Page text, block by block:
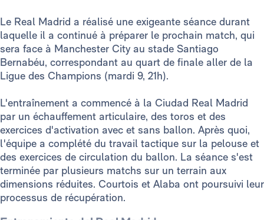
Le Real Madrid a réalisé une exigeante séance durant
laquelle il a continué à préparer le prochain match, qui
sera face à Manchester City au stade Santiago
Bernabéu, correspondant au quart de finale aller de la
Ligue des Champions (mardi 9, 21h).
L'entraînement a commencé à la Ciudad Real Madrid
par un échauffement articulaire, des toros et des
exercices d'activation avec et sans ballon. Après quoi,
l'équipe a complété du travail tactique sur la pelouse et
des exercices de circulation du ballon. La séance s'est
terminée par plusieurs matchs sur un terrain aux
dimensions réduites. Courtois et Alaba ont poursuivi leur
processus de récupération.